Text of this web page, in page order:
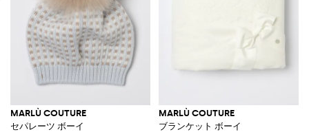
MARLÙ COUTURE
セパレーツ ボーイ
MARLÙ COUTURE
ブランケット ボーイ